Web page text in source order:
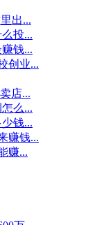
出...
投...
钱...
创业...
店...
么...
钱...
赚钱...
赚...